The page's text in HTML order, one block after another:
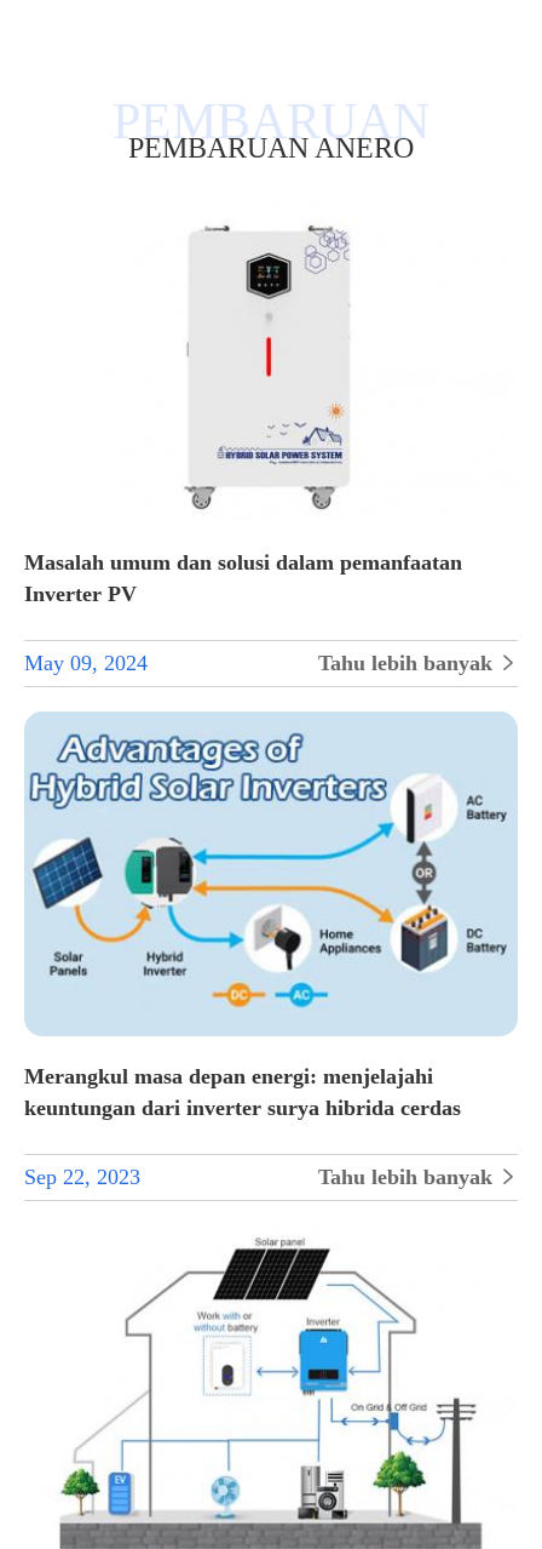
PEMBARUAN ANERO
Masalah umum dan solusi dalam pemanfaatan
Inverter PV
May 09, 2024 Tahu lebih banyak 
Merangkul masa depan energi: menjelajahi
keuntungan dari inverter surya hibrida cerdas
Sep 22, 2023 Tahu lebih banyak 